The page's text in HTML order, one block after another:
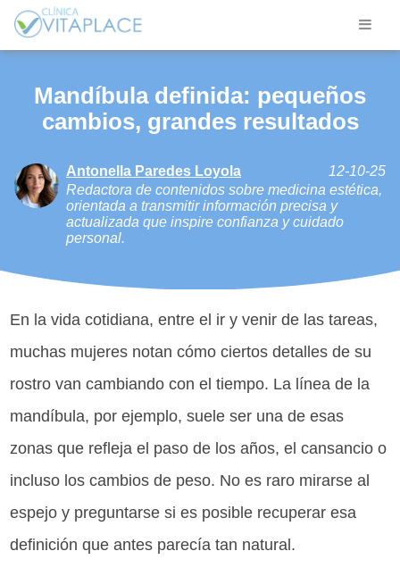
Mandíbula definida: pequeños
cambios, grandes resultados
Antonella Paredes Loyola
12-10-25
Redactora de contenidos sobre medicina estética,
orientada a transmitir información precisa y
actualizada que inspire confianza y cuidado
personal.
En la vida cotidiana, entre el ir y venir de las tareas,
muchas mujeres notan cómo ciertos detalles de su
rostro van cambiando con el tiempo. La línea de la
mandíbula, por ejemplo, suele ser una de esas
zonas que refleja el paso de los años, el cansancio o
incluso los cambios de peso. No es raro mirarse al
espejo y preguntarse si es posible recuperar esa
definición que antes parecía tan natural.